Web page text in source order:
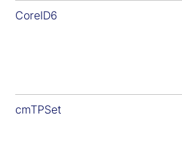
CoreID6
cmTPSet